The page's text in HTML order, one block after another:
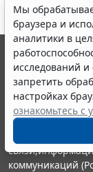
Мы
браузера и
аналитики в
исследований
запретить
настройках
ознакомьтесь с
© ООО "НПП
выпускается с
являются
информации
Портал
издания
коммуникаций